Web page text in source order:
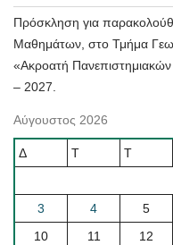
Πρόσκληση για
Μαθημάτων, στο Τμήμα
«Ακροατή
– 2027.
Αύγουστος 2026
Δ Τ Τ
3
4 5
10
11 12